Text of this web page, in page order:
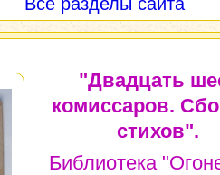
"Двадцать
комиссаров.
стихов".
Библиотека